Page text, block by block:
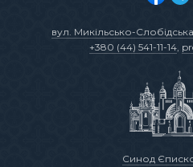
вул. Микільсько-
+380 (44) 541-11-14,
Синод